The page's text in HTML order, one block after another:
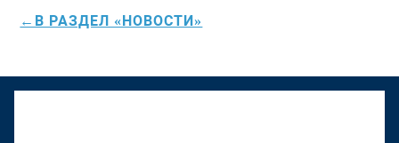
←В РАЗДЕЛ «НОВОСТИ»